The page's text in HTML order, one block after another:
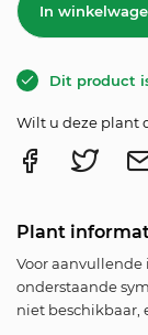
In
Dit product
Wilt u deze plant
Plant
Voor
onderstaande
niet beschikbaar,